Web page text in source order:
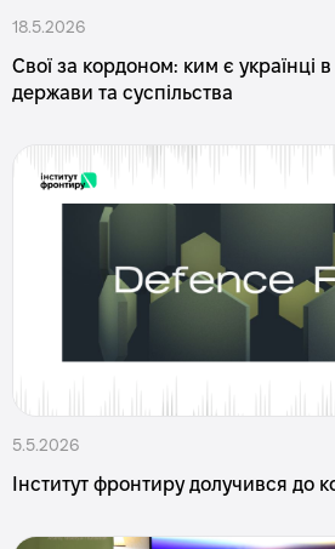
18.5.2026
Свої за кордоном: ким є українці в
держави та суспільства
5.5.2026
Інститут фронтиру долучився до